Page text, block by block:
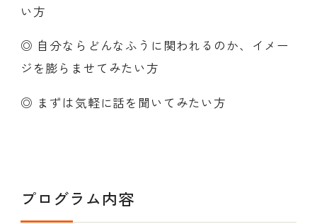
い方
◎ 自分ならどんなふうに関われるのか、イメー
ジを膨らませてみたい方
◎ まずは気軽に話を聞いてみたい方
プログラム内容